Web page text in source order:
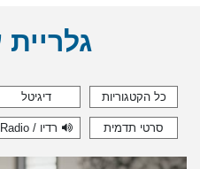
כל הקטגוריות דיגיטל
סרטי תדמית רדיו / Radio